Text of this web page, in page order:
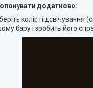
додатково:
колір підсвічування
бару і зробить його